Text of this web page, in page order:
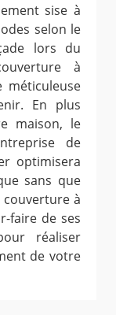
sise à
selon le
lors du
à
méticuleuse
En plus
maison, le
de
optimisera
sans que
couverture à
faire de ses
réaliser
de votre